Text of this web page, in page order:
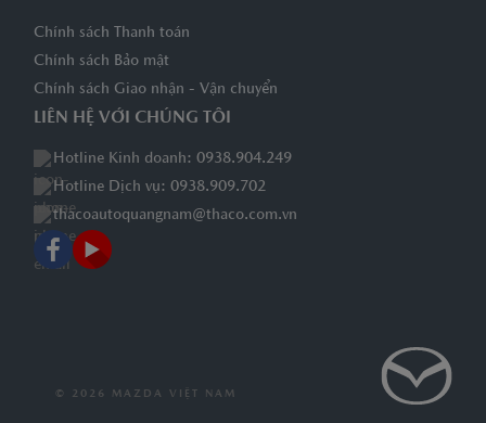
Chính sách Thanh toán
Chính sách Bảo mật
Chính sách Giao nhận - Vận chuyển
LIÊN HỆ VỚI CHÚNG TÔI
Hotline Kinh doanh: 0938.904.249
Hotline Dịch vụ: 0938.909.702
thacoautoquangnam@thaco.com.vn
© 2026 MAZDA VIỆT NAM